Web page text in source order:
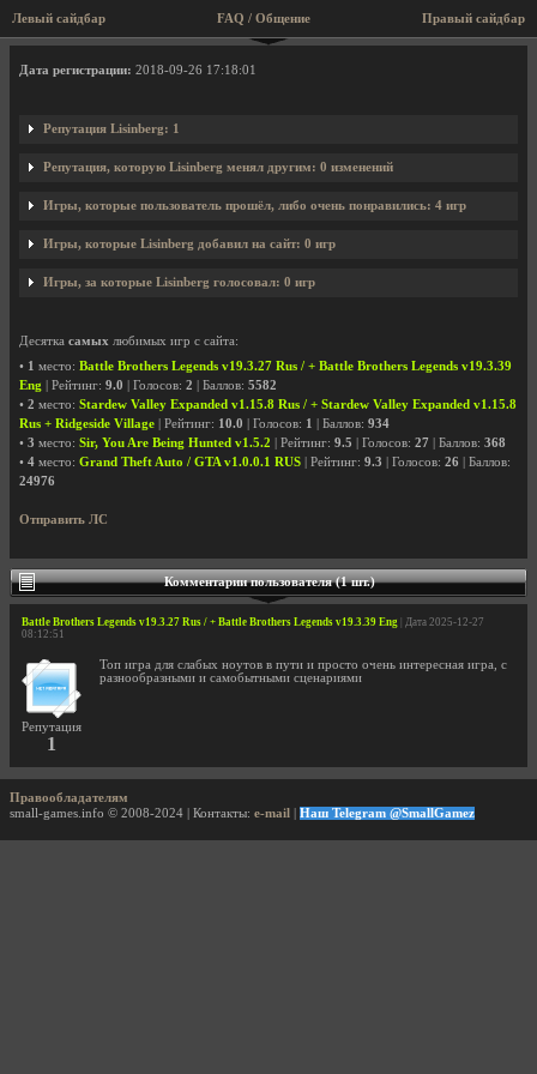
Левый сайдбар Правый сайдбар
FAQ / Общение
Профиль пользователя Lisinberg
Дата регистрации: 2018-09-26 17:18:01
Репутация Lisinberg: 1
Репутация, которую Lisinberg менял другим: 0 изменений
Игры, которые пользователь прошёл, либо очень понравились: 4 игр
Игры, которые Lisinberg добавил на сайт: 0 игр
Игры, за которые Lisinberg голосовал: 0 игр
Десятка самых любимых игр с сайта:
• 1 место: Battle Brothers Legends v19.3.27 Rus / + Battle Brothers Legends v19.3.39
Eng | Рейтинг: 9.0 | Голосов: 2 | Баллов: 5582
• 2 место: Stardew Valley Expanded v1.15.8 Rus / + Stardew Valley Expanded v1.15.8
Rus + Ridgeside Village | Рейтинг: 10.0 | Голосов: 1 | Баллов: 934
• 3 место: Sir, You Are Being Hunted v1.5.2 | Рейтинг: 9.5 | Голосов: 27 | Баллов: 368
• 4 место: Grand Theft Auto / GTA v1.0.0.1 RUS | Рейтинг: 9.3 | Голосов: 26 | Баллов:
24976
Отправить ЛС
Комментарии пользователя (1 шт.)
Battle Brothers Legends v19.3.27 Rus / + Battle Brothers Legends v19.3.39 Eng | Дата 2025-12-27
08:12:51
Репутация
1
Топ игра для слабых ноутов в пути и просто очень интересная игра, с
разнообразными и самобытными сценариями
Правообладателям
small-games.info © 2008-2024 | Контакты: e-mail Наш Telegram @SmallGamez